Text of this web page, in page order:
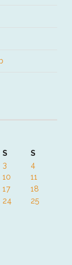
S
S
3
4
10
11
17
18
24
25